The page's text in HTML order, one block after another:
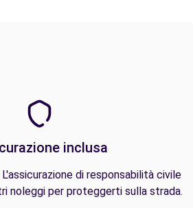
inclusa
di responsabilità civile
noleggi per proteggerti sulla strada.